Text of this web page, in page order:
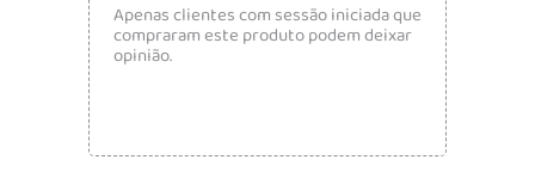
Apenas clientes com sessão iniciada que
compraram este produto podem deixar
opinião.